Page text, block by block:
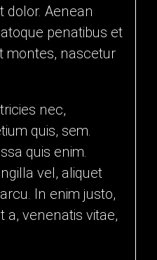
dolor. Aenean
penatibus et
montes, nascetur
nec,
quis, sem.
quis enim.
vel, aliquet
In enim justo,
a, venenatis vitae,